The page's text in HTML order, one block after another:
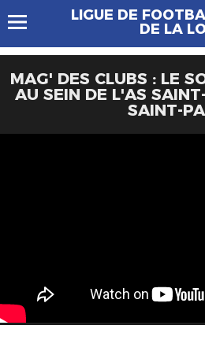
LIGUE DE
DE LA
MAG' DES CLUBS : LE
AU SEIN DE L'AS
SAINT-